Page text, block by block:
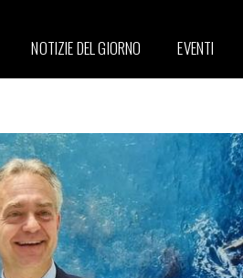
NOTIZIE DEL GIORNO EVENTI